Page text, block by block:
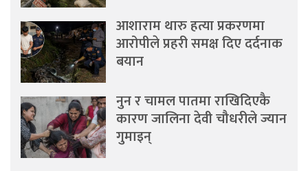
आशाराम थारु हत्या प्रकरणमा
आरोपीले प्रहरी समक्ष दिए दर्दनाक
बयान
नुन र चामल पातमा राखिदिएकै
कारण जालिना देवी चौधरीले ज्यान
गुमाइन्